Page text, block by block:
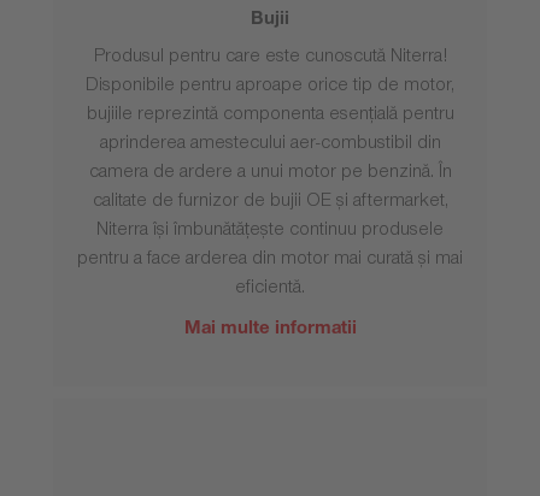
Bujii
Produsul pentru care este cunoscută Niterra!
Disponibile pentru aproape orice tip de motor,
bujiile reprezintă componenta esențială pentru
aprinderea amestecului aer-combustibil din
camera de ardere a unui motor pe benzină. În
calitate de furnizor de bujii OE și aftermarket,
Niterra își îmbunătățește continuu produsele
pentru a face arderea din motor mai curată și mai
eficientă.
Mai multe informatii